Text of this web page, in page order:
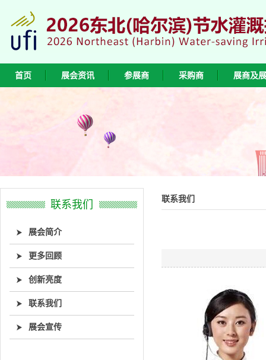
首页 展会资讯 参展商 采购商 展商及
联系我们
展会简介
更多回顾
创新亮度
联系我们
展会宣传
联系我们